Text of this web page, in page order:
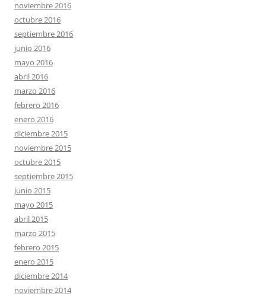
noviembre 2016
octubre 2016
septiembre 2016
junio 2016
mayo 2016
abril 2016
marzo 2016
febrero 2016
enero 2016
diciembre 2015
noviembre 2015
octubre 2015
septiembre 2015
junio 2015
mayo 2015
abril 2015
marzo 2015
febrero 2015
enero 2015
diciembre 2014
noviembre 2014